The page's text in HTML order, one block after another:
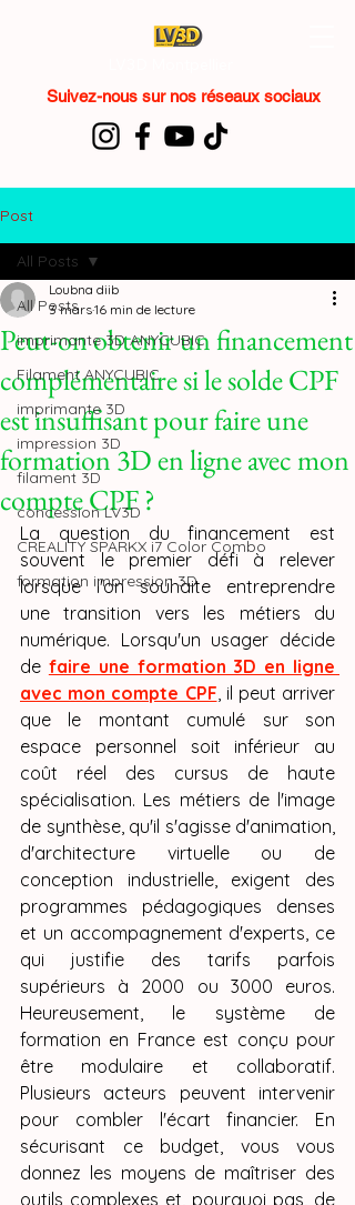
Suivez-nous sur nos réseaux sociaux
Post
All Posts
imprimante 3D ANYCUBIC
Filament ANYCUBIC
imprimante 3D
impression 3D
filament 3D
concession LV3D
CREALITY SPARKX i7 Color Combo
formation impression 3D
All Posts
Peut-on obtenir un financement
complémentaire si le solde CPF
est insuffisant pour faire une
formation 3D en ligne avec mon
compte CPF ?
Loubna diib
3 mars16 min de lecture
La question du financement est
souvent le premier défi à relever
lorsque l'on souhaite entreprendre
une transition vers les métiers du
numérique. Lorsqu'un usager décide
de faire une formation 3D en ligne
avec mon compte CPF, il peut arriver
que le montant cumulé sur son
espace personnel soit inférieur au
coût réel des cursus de haute
spécialisation. Les métiers de l'image
de synthèse, qu'il s'agisse d'animation,
d'architecture virtuelle ou de
conception industrielle, exigent des
programmes pédagogiques denses
et un accompagnement d'experts, ce
qui justifie des tarifs parfois
supérieurs à 2000 ou 3000 euros.
Heureusement, le système de
formation en France est conçu pour
être modulaire et collaboratif.
Plusieurs acteurs peuvent intervenir
pour combler l'écart financier. En
sécurisant ce budget, vous vous
donnez les moyens de maîtriser des